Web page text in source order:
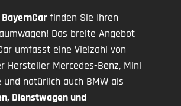
BayernCar finden Sie Ihren
Das breite Angebot
umfasst eine Vielzahl von
Hersteller Mercedes-Benz, Mini
und natürlich auch BMW als
Dienstwagen und